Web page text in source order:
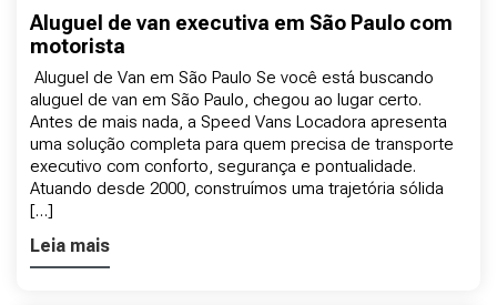
Aluguel de van executiva em São Paulo com
motorista
Aluguel de Van em São Paulo Se você está buscando
aluguel de van em São Paulo, chegou ao lugar certo.
Antes de mais nada, a Speed Vans Locadora apresenta
uma solução completa para quem precisa de transporte
executivo com conforto, segurança e pontualidade.
Atuando desde 2000, construímos uma trajetória sólida
[…]
Leia mais